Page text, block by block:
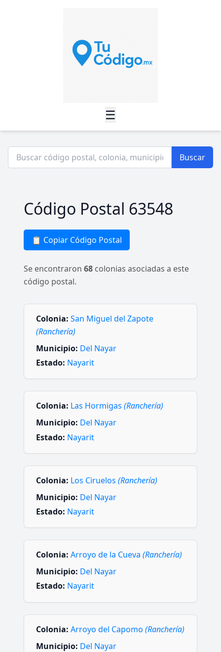
☰
Buscar
Código Postal 63548
📋 Copiar Código Postal
Se encontraron 68 colonias asociadas a este
código postal.
Colonia: San Miguel del Zapote
(Ranchería)
Municipio: Del Nayar
Estado: Nayarit
Colonia: Las Hormigas (Ranchería)
Municipio: Del Nayar
Estado: Nayarit
Colonia: Los Ciruelos (Ranchería)
Municipio: Del Nayar
Estado: Nayarit
Colonia: Arroyo de la Cueva (Ranchería)
Municipio: Del Nayar
Estado: Nayarit
Colonia: Arroyo del Capomo (Ranchería)
Municipio: Del Nayar